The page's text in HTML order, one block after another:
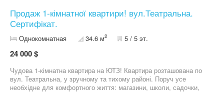
Продаж 1-кімнатної квартири! вул.Театральна.
Сертифікат.
Однокомнатная 34.6 м2 5 / 5 эт.
24 000 $
Чудова 1-кімнатна квартира на ЮТЗ! Квартира розташована по
вул. Театральна, у зручному та тихому районі. Поруч усе
необхідне для комфортного життя: магазини, школи, садочки,